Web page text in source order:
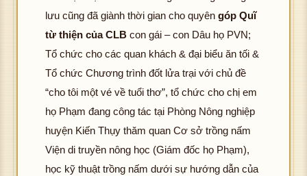
lưu cũng đã giành thời gian cho quyên góp Quĩ
từ thiện của CLB con gái – con Dâu họ PVN;
Tổ chức cho các quan khách & đại biểu ăn tối &
Tổ chức Chương trình đốt lửa trại với chủ đề
“cho tôi một vé về tuổi thơ”, tổ chức cho chị em
họ Phạm đang công tác tại Phòng Nông nghiệp
huyện Kiến Thụy thăm quan Cơ sở trồng nấm
Viện di truyền nông học (Giám đốc họ Phạm),
học kỹ thuật trồng nấm dưới sự hướng dẫn của